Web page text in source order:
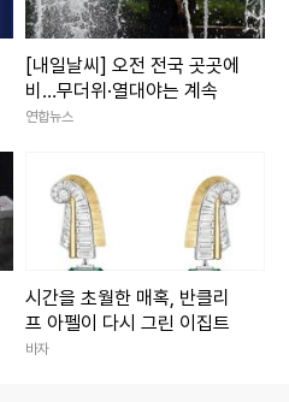
[내일날씨] 오전 전국 곳곳에
비…무더위·열대야는 계속
연합뉴스
시간을 초월한 매혹, 반클리
프 아펠이 다시 그린 이집트
바자